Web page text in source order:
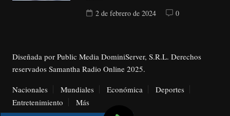
2 de febrero de 2024 0
Diseñada por Public Media DominiServer, S.R.L. Derechos
reservados Samantha Radio Online 2025.
Nacionales
Mundiales Económica
Deportes
Entretenimiento
Más